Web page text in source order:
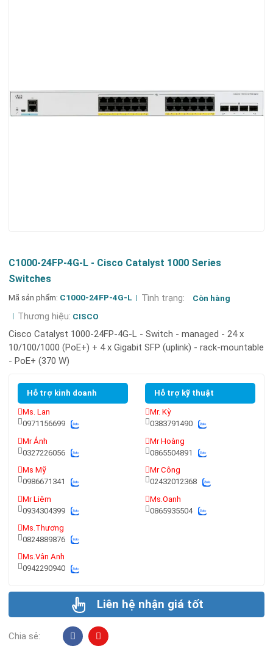
C1000-24FP-4G-L - Cisco Catalyst 1000 Series
Switches
Mã sản phẩm: C1000-24FP-4G-L Tình trạng: Còn hàng
Thương hiệu: CISCO
Cisco Catalyst 1000-24FP-4G-L - Switch - managed - 24 x
10/100/1000 (PoE+) + 4 x Gigabit SFP (uplink) - rack-mountable
- PoE+ (370 W)
Hỗ trợ kinh doanh
Ms. Lan
0971156699
Mr Ánh
0327226056
Ms Mỹ
0986671341
Mr Liêm
0934304399
Ms.Thương
0824889876
Ms.Vân Anh
0942290940
Hỗ trợ kỹ thuật
Mr. Kỳ
0383791490
Mr Hoàng
0865504891
Mr Công
02432012368
Ms.Oanh
0865935504
Liên hệ nhận giá tốt
Chia sẻ: